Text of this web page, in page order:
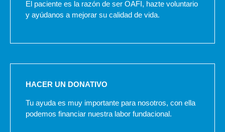
El paciente es la razón de ser OAFI, hazte voluntario
y ayúdanos a mejorar su calidad de vida.
HACER UN DONATIVO
Tu ayuda es muy importante para nosotros, con ella
podemos financiar nuestra labor fundacional.